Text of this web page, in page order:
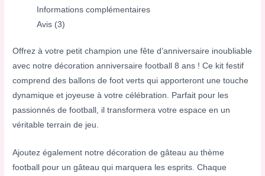
Informations complémentaires
Avis (3)
Offrez à votre petit champion une fête d’anniversaire inoubliable
avec notre décoration anniversaire football 8 ans ! Ce kit festif
comprend des ballons de foot verts qui apporteront une touche
dynamique et joyeuse à votre célébration. Parfait pour les
passionnés de football, il transformera votre espace en un
véritable terrain de jeu.
Ajoutez également notre décoration de gâteau au thème
football pour un gâteau qui marquera les esprits. Chaque